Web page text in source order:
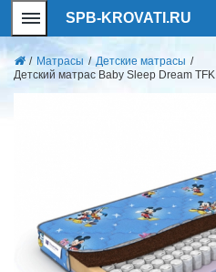
SPB-KROVATI.RU
/ Матрасы / Детские матрасы /
Детский матрас Baby Sleep Dream TFK